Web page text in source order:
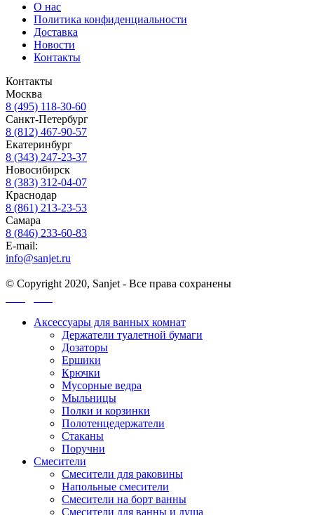
О нас
Политика конфиденциальности
Доставка
Новости
Контакты
Контакты
Москва
8 (495) 118-30-60
Санкт-Петербург
8 (812) 467-90-57
Екатеринбург
8 (343) 247-23-37
Новосибирск
8 (383) 312-04-07
Краснодар
8 (861) 213-23-53
Самара
8 (846) 233-60-83
E-mail:
info@sanjet.ru
© Copyright 2020, Sanjet - Все права сохранены
Аксессуары для ванных комнат
Держатели туалетной бумаги
Дозаторы
Ершики
Крючки
Мусорные ведра
Мыльницы
Полки и корзинки
Полотенцедержатели
Стаканы
Поручни
Смесители
Смесители для раковины
Напольные смесители
Смесители на борт ванны
Смесители для ванны и душа